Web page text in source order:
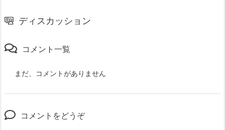
ディスカッション
コメント一覧
まだ、コメントがありません
コメントをどうぞ